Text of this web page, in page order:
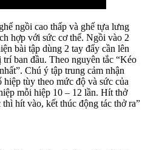
ngồi cao thấp và ghế tựa lưng
hợp với sức cơ thể. Ngồi vào 2
bài tập dùng 2 tay đẩy cần lên
ban đầu. Theo nguyên tắc “Kéo
Chú ý tập trung cảm nhận
tùy theo mức độ và sức của
mỗi hiệp 10 – 12 lần. Hít thở
hít vào, kết thúc động tác thở ra”